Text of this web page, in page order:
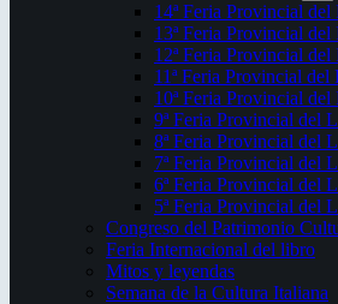
14ª Feria Provincial
13ª Feria Provincial
12ª Feria Provincial
11ª Feria Provincial del
10ª Feria Provincial
9ª Feria Provincial del
8ª Feria Provincial del
7ª Feria Provincial del
6ª Feria Provincial del
5ª Feria Provincial del
Congreso del Patrimonio
Feria Internacional del libro
Mitos y leyendas
Semana de la Cultura Italiana